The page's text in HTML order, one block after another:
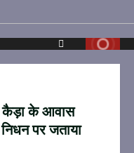
कैड़ा के आवास
पर जताया